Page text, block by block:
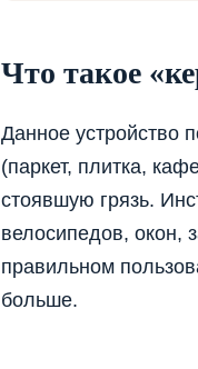
Что такое
Данное устройство
(паркет, плитка,
стоявшую грязь.
велосипедов, окон,
правильном
больше.